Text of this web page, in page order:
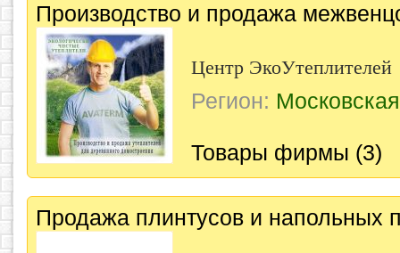
Производство и продажа
Центр ЭкоУтеплителей
Регион:
Товары фирмы (3)
Продажа плинтусов и напольных